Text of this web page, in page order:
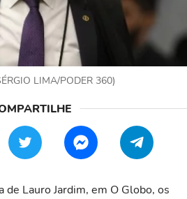
LIMA/PODER 360)
de Lauro Jardim, em O Globo, os